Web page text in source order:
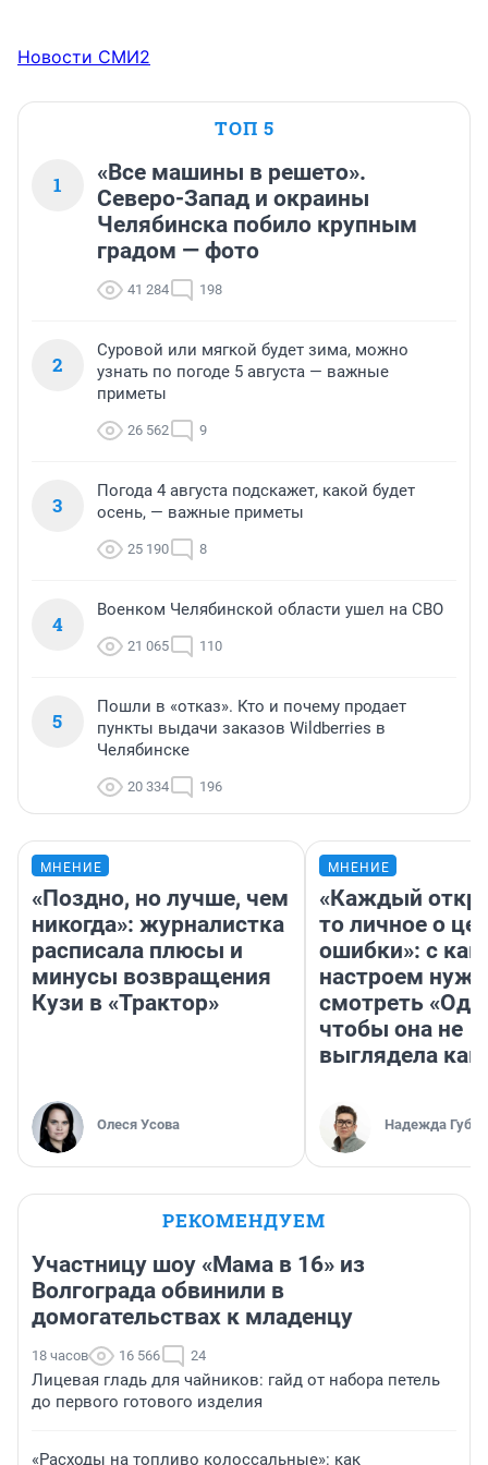
Новости СМИ2
ТОП 5
1
«Все машины в решето».
Северо-Запад и окраины
Челябинска побило крупным
градом — фото
41 284 198
2
Суровой или мягкой будет зима, можно
узнать по погоде 5 августа — важные
приметы
26 562 9
3
Погода 4 августа подскажет, какой будет
осень, — важные приметы
25 190 8
4
Военком Челябинской области ушел на СВО
21 065 110
5
Пошли в «отказ». Кто и почему продает
пункты выдачи заказов Wildberries в
Челябинске
20 334 196
МНЕНИЕ
«Поздно, но лучше, чем
никогда»: журналистка
расписала плюсы и
минусы возвращения
Кузи в «Трактор»
Олеся Усова
МНЕНИЕ
«Каждый
то личное о
ошибки»: с
настроем
смотреть
чтобы она не
выглядела как
Надежда
РЕКОМЕНДУЕМ
Участницу шоу «Мама в 16» из
Волгограда обвинили в
домогательствах к младенцу
18 часов 16 566 24
Лицевая гладь для чайников: гайд от набора петель
до первого готового изделия
«Расходы на топливо колоссальные»: как